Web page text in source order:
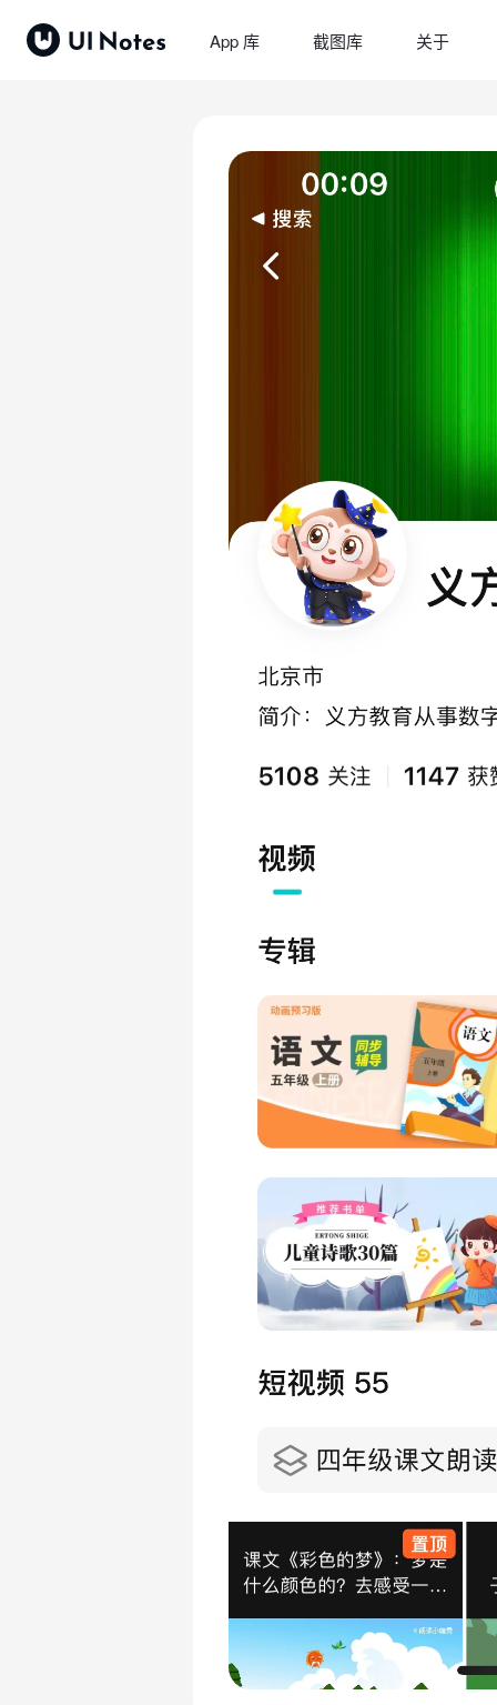
App 库 截图库 关于